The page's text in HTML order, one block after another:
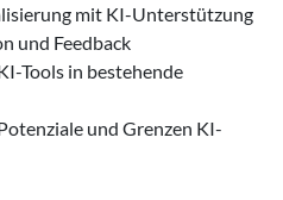
mit KI-Unterstützung
und Feedback
Tools in bestehende
und Grenzen KI-